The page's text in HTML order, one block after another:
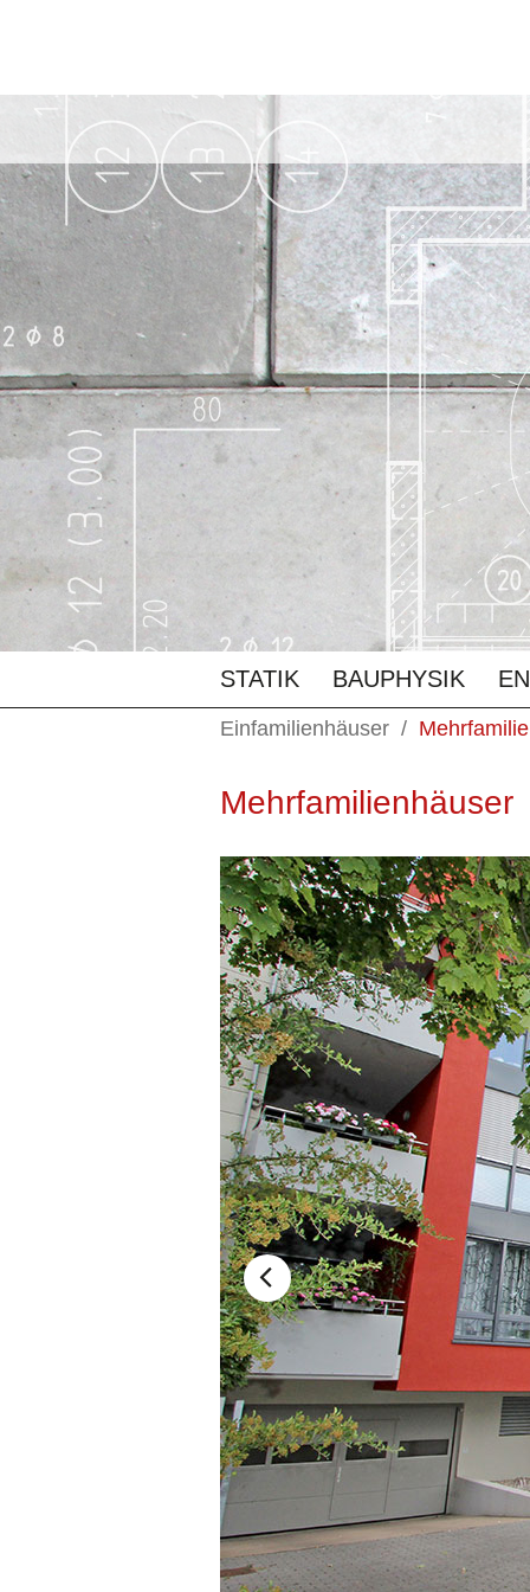
STATIK BAUPHYSIK
Einfamilienhäuser
Mehrfamilienhäuser